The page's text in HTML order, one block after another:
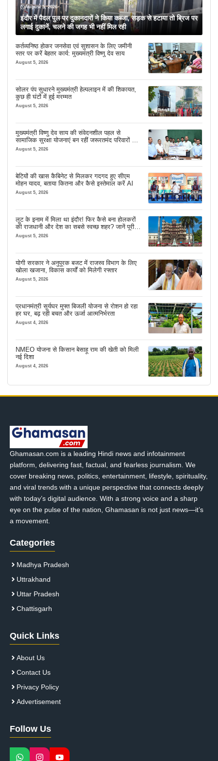
August 5, 2026
इंदौर में पैदल पुल पर दुकानदारों ने किया कब्जा, सड़क से हटाया तो ब्रिज पर
लगाई दुकानें, चलने की जगह भी नहीं मिल रही
कर्तव्यनिष्ठ होकर जनसेवा एवं सुशासन के लिए जमीनी
स्तर पर करें बेहतर कार्य: मुख्यमंत्री विष्णु देव साय
August 5, 2026
सोलर पंप सुधारने मुख्यमंत्री हेल्पलाइन में की शिकायत,
कुछ ही घंटों में हुई मरम्मत
August 5, 2026
मुख्यमंत्री विष्णु देव साय की संवेदनशील पहल से
सामाजिक सुरक्षा योजनाएं बन रहीं जरूरतमंद परिवारों का
मजबूत सहारा
August 5, 2026
बेटियों की खास कैबिनेट से मिलकर गदगद हुए सीएम
मोहन यादव, बताया कितना और कैसे इस्तेमाल करें AI
August 5, 2026
लूट के इनाम में मिला था इंदौर! फिर कैसे बना होलकरों
की राजधानी और देश का सबसे स्वच्छ शहर? जानें पूरी
कहानी
August 5, 2026
योगी सरकार ने अनुपूरक बजट में राजस्व विभाग के लिए
खोला खजाना, विकास कार्यों को मिलेगी रफ्तार
August 5, 2026
प्रधानमंत्री सूर्यघर मुफ्त बिजली योजना से रोशन हो रहा
हर घर, बढ़ रही बचत और ऊर्जा आत्मनिर्भरता
August 4, 2026
NMEO योजना से किसान बेसाहू राम की खेती को मिली
नई दिशा
August 4, 2026
Ghamasan.com is a leading Hindi news and infotainment
platform, delivering fast, factual, and fearless journalism. We
cover breaking news, politics, entertainment, lifestyle, spirituality,
and viral trends with a unique perspective that connects deeply
with today’s digital audience. With a strong voice and a sharp
eye on the pulse of the nation, Ghamasan is not just news—it’s
a movement.
Categories
Madhya Pradesh
Uttrakhand
Uttar Pradesh
Chattisgarh
Quick Links
About Us
Contact Us
Privacy Policy
Advertisement
Follow Us